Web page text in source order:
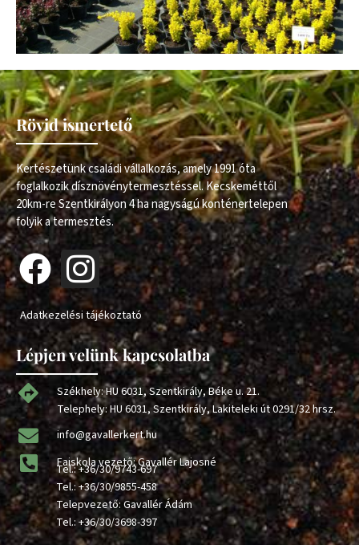
Rövid ismertető
Kertészetünk családi vállalkozás, amely 1991 óta
foglalkozik dísznövénytermesztéssel. Kecskeméttől
20km-re Szentkirályon 4 ha nagyságú konténertelepen
folyik a termesztés.
Adatkezelési tájékoztató
Lépjen velünk kapcsolatba
Székhely: HU 6031, Szentkirály, Béke u. 21.
Telephely: HU 6031, Szentkirály, Lakiteleki út 0291/32 hrsz.
info@gavallerkert.hu
Faiskola vezető: Gavallér Lajosné
Tel.:+36/30/9743-697
Tel.:+36/30/9855-458
Telepvezető: Gavallér Ádám
Tel.:+36/30/3698-397